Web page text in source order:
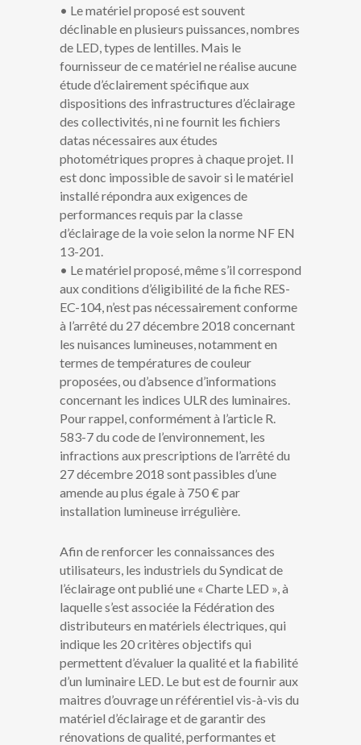
• Le matériel proposé est souvent
déclinable en plusieurs puissances, nombres
de LED, types de lentilles. Mais le
fournisseur de ce matériel ne réalise aucune
étude d’éclairement spécifique aux
dispositions des infrastructures d’éclairage
des collectivités, ni ne fournit les fichiers
datas nécessaires aux études
photométriques propres à chaque projet. Il
est donc impossible de savoir si le matériel
installé répondra aux exigences de
performances requis par la classe
d’éclairage de la voie selon la norme NF EN
13-201.
• Le matériel proposé, même s’il correspond
aux conditions d’éligibilité de la fiche RES-
EC-104, n’est pas nécessairement conforme
à l’arrêté du 27 décembre 2018 concernant
les nuisances lumineuses, notamment en
termes de températures de couleur
proposées, ou d’absence d’informations
concernant les indices ULR des luminaires.
Pour rappel, conformément à l’article R.
583-7 du code de l’environnement, les
infractions aux prescriptions de l’arrêté du
27 décembre 2018 sont passibles d’une
amende au plus égale à 750 € par
installation lumineuse irrégulière.
Afin de renforcer les connaissances des
utilisateurs, les industriels du Syndicat de
l’éclairage ont publié une « Charte LED », à
laquelle s’est associée la Fédération des
distributeurs en matériels électriques, qui
indique les 20 critères objectifs qui
permettent d’évaluer la qualité et la fiabilité
d’un luminaire LED. Le but est de fournir aux
maitres d’ouvrage un référentiel vis-à-vis du
matériel d’éclairage et de garantir des
rénovations de qualité, performantes et